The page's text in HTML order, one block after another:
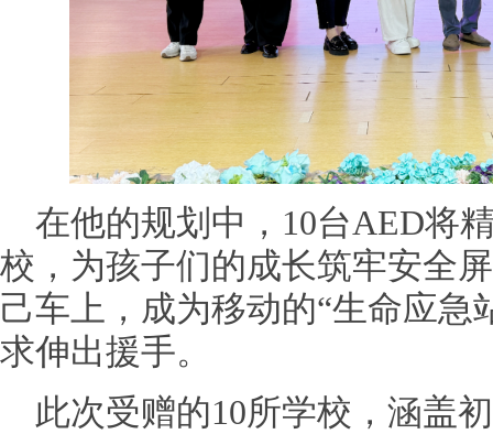
在他的规划中，10台AED将
校，为孩子们的成长筑牢安全
己车上，成为移动的“生命应急
求伸出援手。
此次受赠的10所学校，涵盖